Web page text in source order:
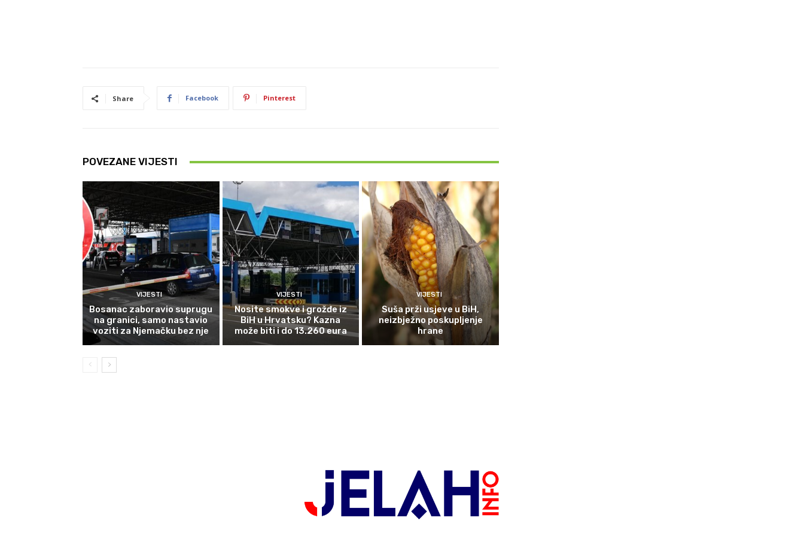
Share Facebook Pinterest
POVEZANE VIJESTI
VIJESTI
Bosanac zaboravio suprugu
na granici, samo nastavio
voziti za Njemačku bez nje
VIJESTI
Nosite smokve i grožđe iz
BiH u Hrvatsku? Kazna
može biti i do 13.260 eura
VIJESTI
Suša prži usjeve u BiH,
neizbježno poskupljenje
hrane